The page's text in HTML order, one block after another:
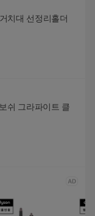
치대 선정리홀더
쉬 그라파이트 클